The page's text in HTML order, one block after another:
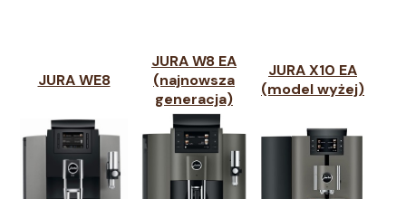
JURA WE8
JURA W8 EA
(najnowsza
generacja)
JURA X10 EA
(model wyżej)